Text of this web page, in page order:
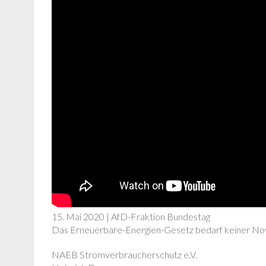
15. Mai 2020 | AfD-Fraktion Bundestag
Das Erneuerbare-Energien-Gesetz bedarf keiner
NAEB Stromverbraucherschutz e.V.